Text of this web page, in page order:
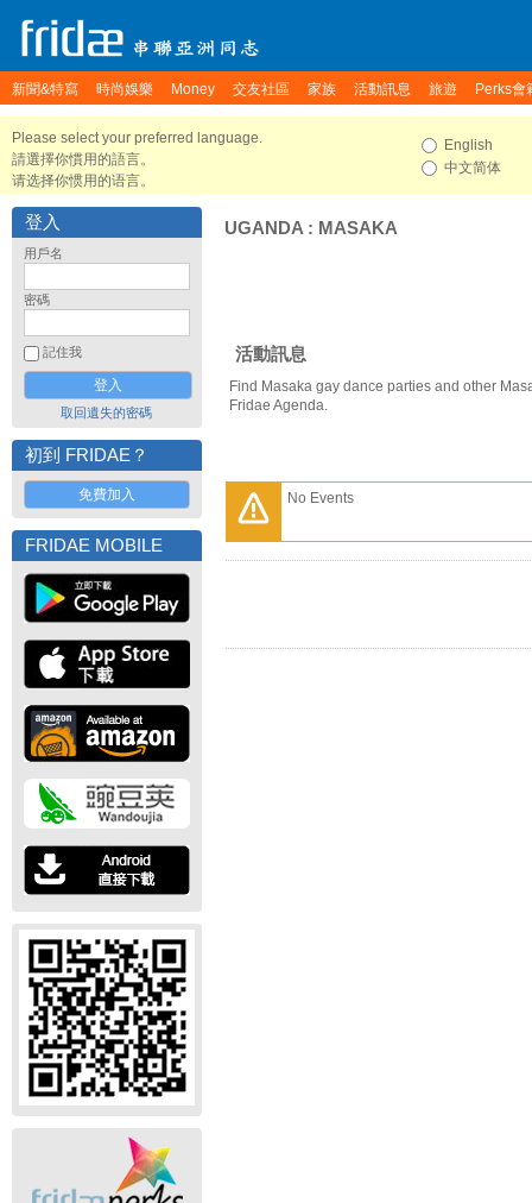
新聞&特寫 時尚娛樂 Money 交友社區 家族 活動訊息 旅遊 Perks會
Please select your preferred language.
請選擇你慣用的語言。
请选择你惯用的语言。
English
中文简体
登入
用戶名
密碼
記住我
取回遺失的密碼
初到 FRIDAE？
免費加入
FRIDAE MOBILE
UGANDA : MASAKA
活動訊息
Find Masaka gay dance parties and other
Fridae Agenda.
No Events